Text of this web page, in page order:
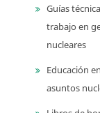
Guías
trabajo en
nucleares
Educación
asuntos